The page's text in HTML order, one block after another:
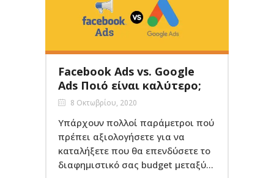
Facebook Ads vs. Google
Ads Ποιό είναι καλύτερο;
8 Οκτωβρίου, 2020
Υπάρχουν πολλοί παράμετροι πού
πρέπει αξιολογήσετε για να
καταλήξετε που θα επενδύσετε το
διαφημιστικό σας budget μεταξύ...